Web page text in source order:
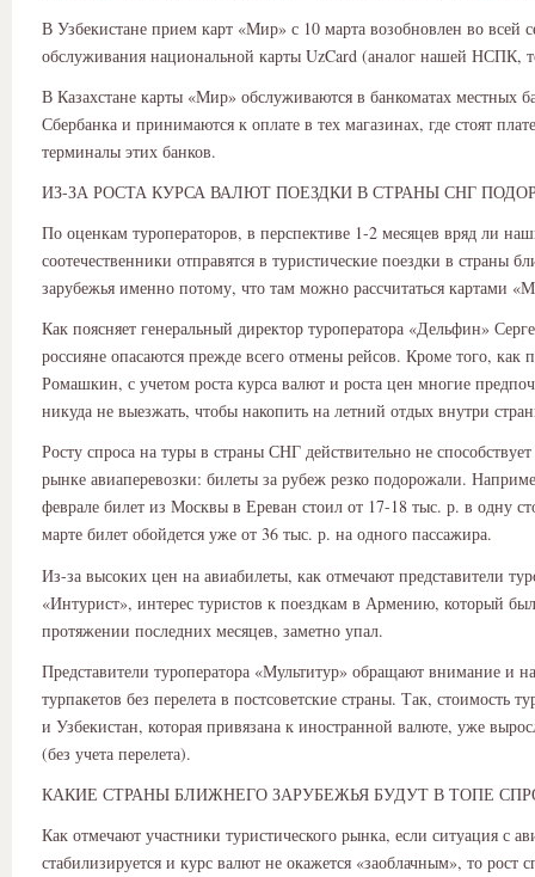
В Узбекистане прием карт «Мир» с 10 марта возобновлен во всей
обслуживания национальной карты UzCard (аналог нашей НСПК,
В Казахстане карты «Мир» обслуживаются в банкоматах местных
Сбербанка и принимаются к оплате в тех магазинах, где стоят
терминалы этих банков.
ИЗ-ЗА РОСТА КУРСА ВАЛЮТ ПОЕЗДКИ В СТРАНЫ СНГ
По оценкам туроператоров, в перспективе 1-2 месяцев вряд ли
соотечественники отправятся в туристические поездки в страны
зарубежья именно потому, что там можно рассчитаться картами
Как поясняет генеральный директор туроператора «Дельфин»
россияне опасаются прежде всего отмены рейсов. Кроме того, как
Ромашкин, с учетом роста курса валют и роста цен многие
никуда не выезжать, чтобы накопить на летний отдых внутри
Росту спроса на туры в страны СНГ действительно не
рынке авиаперевозки: билеты за рубеж резко подорожали.
феврале билет из Москвы в Ереван стоил от 17-18 тыс. р. в одну
марте билет обойдется уже от 36 тыс. р. на одного пассажира.
Из-за высоких цен на авиабилеты, как отмечают представители
«Интурист», интерес туристов к поездкам в Армению, который
протяжении последних месяцев, заметно упал.
Представители туроператора «Мультитур» обращают внимание и
турпакетов без перелета в постсоветские страны. Так, стоимость
и Узбекистан, которая привязана к иностранной валюте, уже
(без учета перелета).
КАКИЕ СТРАНЫ БЛИЖНЕГО ЗАРУБЕЖЬЯ БУДУТ В ТОПЕ
Как отмечают участники туристического рынка, если ситуация с
стабилизируется и курс валют не окажется «заоблачным», то рост